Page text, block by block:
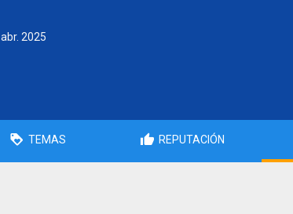
abr. 2025
TEMAS REPUTACIÓN